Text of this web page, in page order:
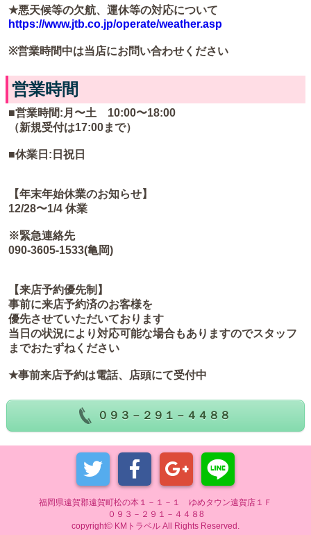
★悪天候等の欠航、運休等の対応について
https://www.jtb.co.jp/operate/weather.asp
※営業時間中は当店にお問い合わせください
営業時間
■営業時間:月〜土 10:00〜18:00
（新規受付は17:00まで）
■休業日:日祝日
【年末年始休業のお知らせ】
12/28〜1/4 休業
※緊急連絡先
090-3605-1533(亀岡)
【来店予約優先制】
事前に来店予約済のお客様を
優先させていただいております
当日の状況により対応可能な場合もありますのでスタッフ
までおたずねください
★事前来店予約は電話、店頭にて受付中
０９３－２９１－４４８８
福岡県遠賀郡遠賀町松の本１－１－１ ゆめタウン遠賀店１Ｆ
０９３－２９１－４４８8
copyright© KMトラベル All Rights Reserved.